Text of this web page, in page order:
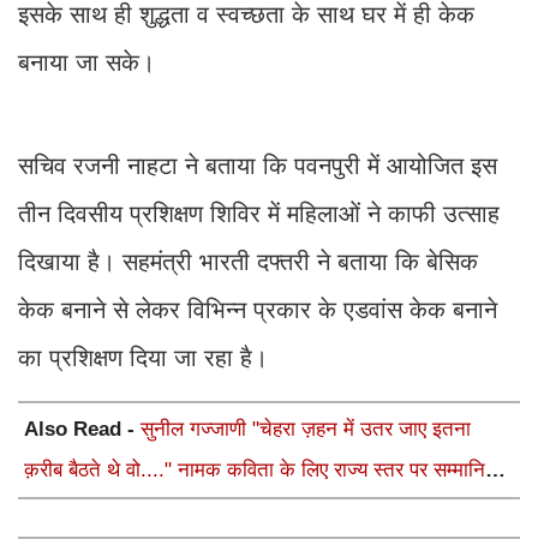
इसके साथ ही शुद्धता व स्वच्छता के साथ घर में ही केक
बनाया जा सके।
सचिव रजनी नाहटा ने बताया कि पवनपुरी में आयोजित इस
तीन दिवसीय प्रशिक्षण शिविर में महिलाओं ने काफी उत्साह
दिखाया है। सहमंत्री भारती दफ्तरी ने बताया कि बेसिक
केक बनाने से लेकर विभिन्न प्रकार के एडवांस केक बनाने
का प्रशिक्षण दिया जा रहा है।
Also Read -सुनील गज्जाणी "चेहरा ज़हन में उतर जाए इतना
क़रीब बैठते थे वो...." नामक कविता के लिए राज्य स्तर पर सम्मानित